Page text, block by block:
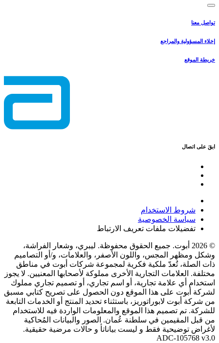
تواصل معنا
إخلاء المسؤولية والمراجع
خريطة الموقع
ابقَ على اتصال
شروط الاستخدام
سياسة الخصوصية
تفضيلات ملفات تعريف الارتباط
© 2026 أبوت. جميع الحقوق محفوظة. ليبري، وشعار الفراشة،
وشكل ومظهر المجس، واللون الأصفر، والعلامات، و/أو التصاميم
ذات الصلة، تُعدّ ملكية فكرية لمجموعة شركات أبوت في مناطق
مختلفة. العلامات التجارية الأخرى مملوكة لأصحابها المعنيين. لا يجوز
استخدام أي علامة تجارية، أو اسم تجاري، أو تصميم تجاري مملوك
لشركة أبوت على هذا الموقع دون الحصول على تصريح كتابي مسبق
من شركة أبوت لابوراتوريز، باستثناء تحديد المنتج أو الخدمات التابعة
للشركة. تم تصميم هذا الموقع والمعلومات الواردة فيه للاستخدام
من قبل المقيمين في سلطنة عُمان. الصور والبيانات المُحاكية
لأغراض توضيحية فقط و ليست بياناتأ و حالات مرضية حقيقية.
ADC-105768 v3.0